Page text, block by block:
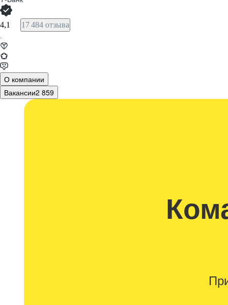
4,1 17 484 отзыва
·
О компании
Вакансии2 859